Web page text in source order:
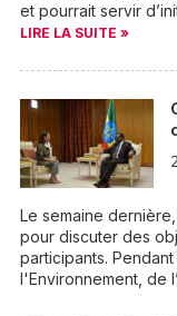
et pourrait servir
LIRE LA SUITE »
Le semaine
pour discuter des
participants.
l'Environnement, de